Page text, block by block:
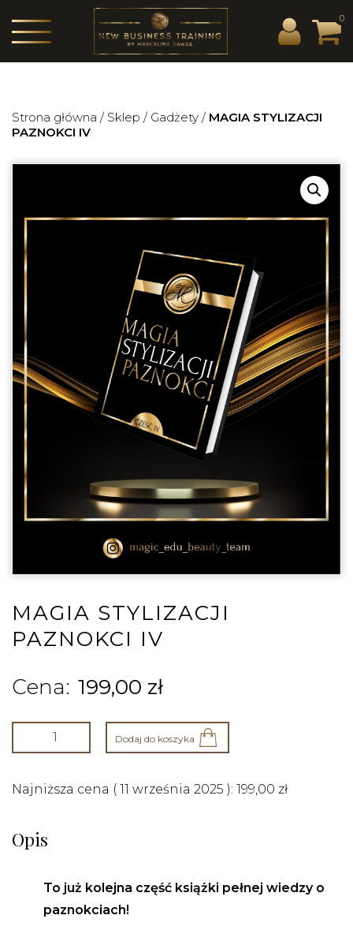
0
Strona główna / Sklep / Gadżety / MAGIA STYLIZACJI
PAZNOKCI IV
MAGIA STYLIZACJI
PAZNOKCI IV
199,00 zł
Dodaj do koszyka
Najniższa cena ( 11 września 2025 ): 199,00 zł
Opis
To już kolejna część książki pełnej wiedzy o
paznokciach!